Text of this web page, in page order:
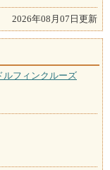
2026年08月07日更新
ルフィンクルーズ